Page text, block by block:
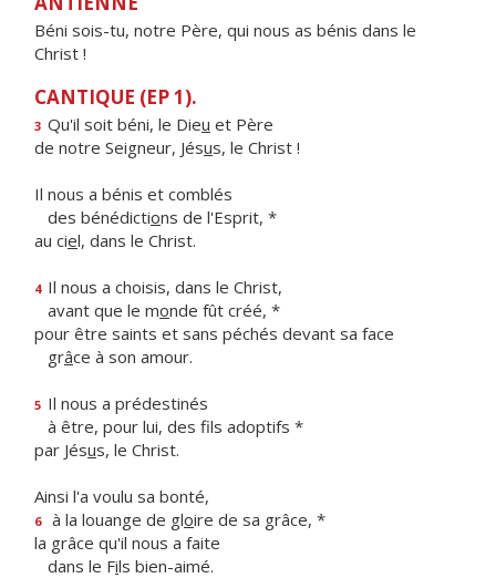
Béni sois-tu, notre Père, qui nous as bénis dans le
Christ !
CANTIQUE (EP 1).
3 Qu'il soit béni, le Dieu et Père
de notre Seigneur, Jésus, le Christ !
Il nous a bénis et comblés
des bénédictions de l'Esprit, *
au ciel, dans le Christ.
4 Il nous a choisis, dans le Christ,
avant que le monde fût créé, *
pour être saints et sans péchés devant sa face
grâce à son amour.
5 Il nous a prédestinés
à être, pour lui, des fls adoptifs *
par Jésus, le Christ.
Ainsi l'a voulu sa bonté,
6 à la louange de gloire de sa grâce, *
la grâce qu'il nous a faite
dans le Fils bien-aimé.